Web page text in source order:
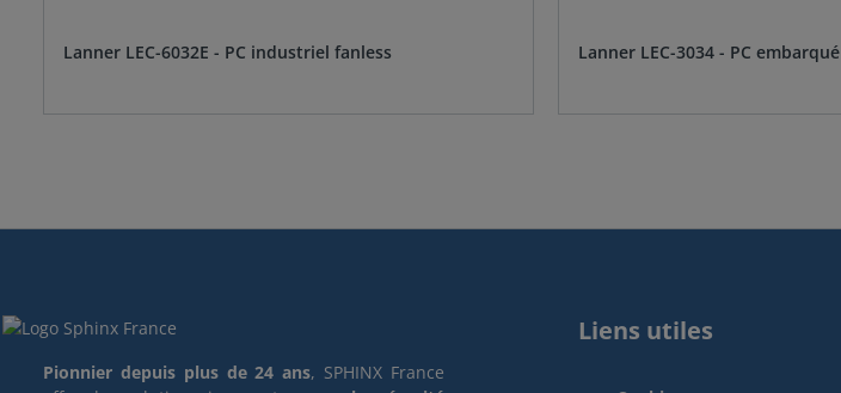
Lanner LEC-6032E - PC industriel fanless Lanner LEC-3034 - PC embarqué
Pionnier depuis plus de 24 ans, SPHINX France
Liens utiles